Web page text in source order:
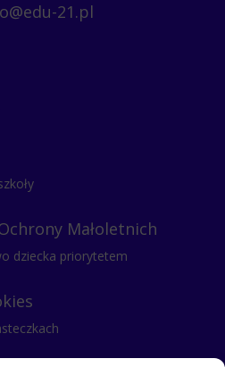
21.pl
Małoletnich
dziecka priorytetem